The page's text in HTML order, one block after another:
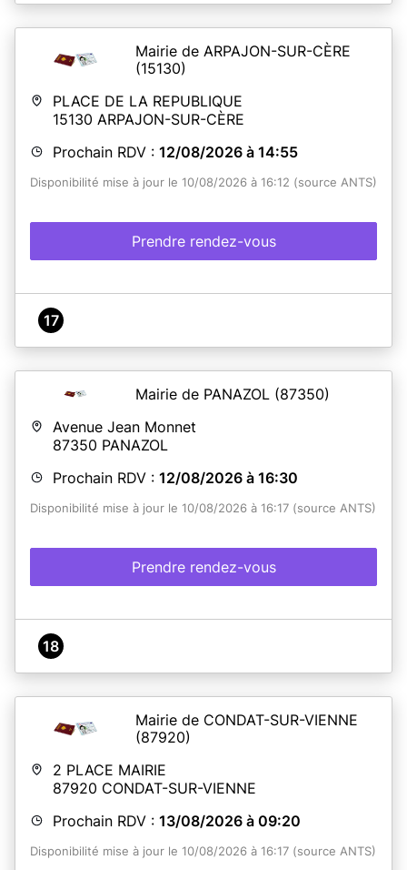
Mairie de ARPAJON-SUR-CÈRE
(15130)
PLACE DE LA REPUBLIQUE
15130 ARPAJON-SUR-CÈRE
Prochain RDV : 12/08/2026 à 14:55
Disponibilité mise à jour le 10/08/2026 à 16:12 (source ANTS)
Prendre rendez-vous
17
Mairie de PANAZOL (87350)
Avenue Jean Monnet
87350 PANAZOL
Prochain RDV : 12/08/2026 à 16:30
Disponibilité mise à jour le 10/08/2026 à 16:17 (source ANTS)
Prendre rendez-vous
18
Mairie de CONDAT-SUR-VIENNE
(87920)
2 PLACE MAIRIE
87920 CONDAT-SUR-VIENNE
Prochain RDV : 13/08/2026 à 09:20
Disponibilité mise à jour le 10/08/2026 à 16:17 (source ANTS)